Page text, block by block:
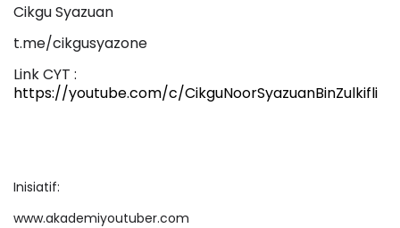
Cikgu Syazuan
t.me/cikgusyazone
Link CYT :
https://youtube.com/c/CikguNoorSyazuanBinZulkifli
Inisiatif:
www.akademiyoutuber.com